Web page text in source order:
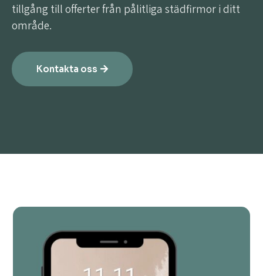
tillgång till offerter från pålitliga städfirmor i ditt
område.
Kontakta oss